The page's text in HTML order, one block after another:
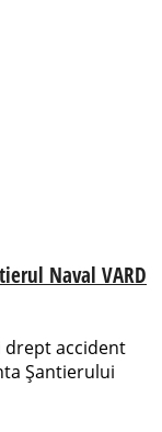
Naval VARD
accident
Șantierului